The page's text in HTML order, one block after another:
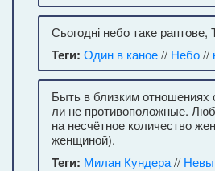
Сьогодні небо таке раптове,
Теги: Один в каное// Небо//
Быть в близким
ли не противоположные.
на несчётное количество
женщиной).
Теги: Милан Кундера//